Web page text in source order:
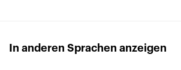
In anderen Sprachen anzeigen